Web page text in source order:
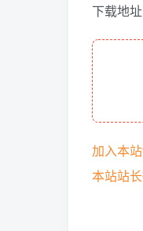
下载地址
加入本
本站站